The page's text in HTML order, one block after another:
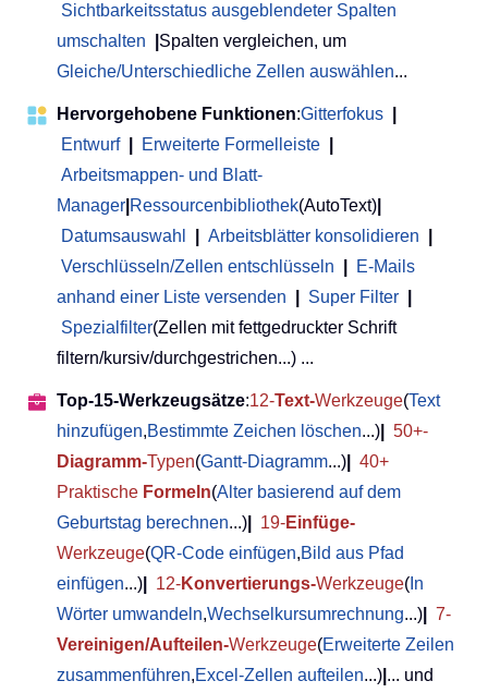
Sichtbarkeitsstatus ausgeblendeter Spalten
umschalten
Spalten vergleichen, um
Gleiche/Unterschiedliche Zellen auswählen...
Hervorgehobene Funktionen:Gitterfokus
Entwurf
Erweiterte Formelleiste
Arbeitsmappen- und Blatt-
Manager Ressourcenbibliothek(AutoText)
Datumsauswahl
Arbeitsblätter konsolidieren
Verschlüsseln/Zellen entschlüsseln
E-Mails
anhand einer Liste versenden
Super Filter
Spezialfilter(Zellen mit fettgedruckter Schrift
filtern/kursiv/durchgestrichen...) ...
Top-15-Werkzeugsätze:12-Text-Werkzeuge(Text
hinzufügen,Bestimmte Zeichen löschen...)
50+-
Diagramm-Typen(Gantt-Diagramm...)
40+
Praktische Formeln(Alter basierend auf dem
Geburtstag berechnen...) 19-Einfüge-
Werkzeuge(QR-Code einfügen,Bild aus Pfad
einfügen...) 12-Konvertierungs-Werkzeuge( In
Wörter umwandeln,Wechselkursumrechnung...)
7-
Vereinigen/Aufteilen-Werkzeuge(Erweiterte Zeilen
zusammenführen,Excel-Zellen aufteilen...) ... und